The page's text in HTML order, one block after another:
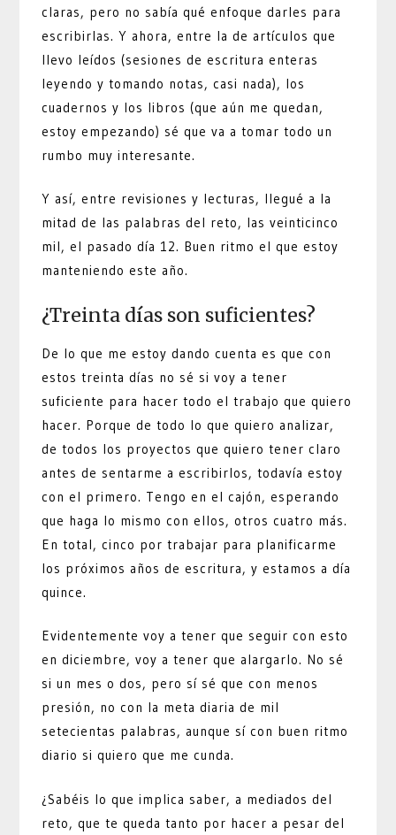
claras, pero no sabía qué enfoque darles para
escribirlas. Y ahora, entre la de artículos que
llevo leídos (sesiones de escritura enteras
leyendo y tomando notas, casi nada), los
cuadernos y los libros (que aún me quedan,
estoy empezando) sé que va a tomar todo un
rumbo muy interesante.
Y así, entre revisiones y lecturas, llegué a la
mitad de las palabras del reto, las veinticinco
mil, el pasado día 12. Buen ritmo el que estoy
manteniendo este año.
¿Treinta días son suficientes?
De lo que me estoy dando cuenta es que con
estos treinta días no sé si voy a tener
suficiente para hacer todo el trabajo que quiero
hacer. Porque de todo lo que quiero analizar,
de todos los proyectos que quiero tener claro
antes de sentarme a escribirlos, todavía estoy
con el primero. Tengo en el cajón, esperando
que haga lo mismo con ellos, otros cuatro más.
En total, cinco por trabajar para planificarme
los próximos años de escritura, y estamos a día
quince.
Evidentemente voy a tener que seguir con esto
en diciembre, voy a tener que alargarlo. No sé
si un mes o dos, pero sí sé que con menos
presión, no con la meta diaria de mil
setecientas palabras, aunque sí con buen ritmo
diario si quiero que me cunda.
¿Sabéis lo que implica saber, a mediados del
reto, que te queda tanto por hacer a pesar del